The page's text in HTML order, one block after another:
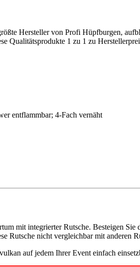
Hersteller von Profi Hüpfburgen,
Qualitätsprodukte 1 zu 1 zu
entflammbar; 4-Fach vernäht
mit integrierter Rutsche. Besteigen
Rutsche nicht vergleichbar mit
auf jedem Ihrer Event einfach